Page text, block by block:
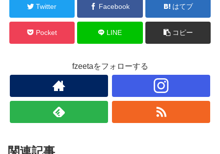
Twitter Facebook はてブ
Pocket LINE コピー
fzeetaをフォローする